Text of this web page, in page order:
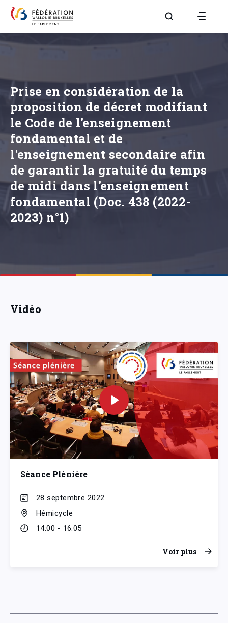
Aller à la page
Prise en considération de la
proposition de décret modifiant
le Code de l'enseignement
fondamental et de
l'enseignement secondaire afin
de garantir la gratuité du temps
de midi dans l'enseignement
fondamental (Doc. 438 (2022-
2023) n°1)
Vidéo
Séance Plénière
28 septembre 2022
Hémicycle
14:00 - 16:05
Voir plus